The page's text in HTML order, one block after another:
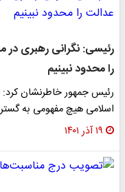
رئیسی: نگرانی رهبری در
را محدود نبینیم
رئیس جمهور خاطرنشان کرد:
اسلامی هیچ مفهومی به
۱۹ آذر ۱۴۰۱